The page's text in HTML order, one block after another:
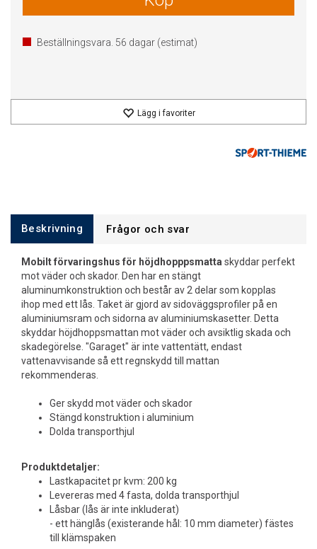
Beställningsvara. 56 dagar (estimat)
Lägg i favoriter
Beskrivning Frågor och svar
Mobilt förvaringshus för höjdhopppsmatta skyddar perfekt
mot väder och skador. Den har en stängt
aluminumkonstruktion och består av 2 delar som kopplas
ihop med ett lås. Taket är gjord av sidoväggsprofiler på en
aluminiumsram och sidorna av aluminiumskasetter. Detta
skyddar höjdhoppsmattan mot väder och avsiktlig skada och
skadegörelse. "Garaget" är inte vattentätt, endast
vattenavvisande så ett regnskydd till mattan
rekommenderas.
Ger skydd mot väder och skador
Stängd konstruktion i aluminium
Dolda transporthjul
Produktdetaljer:
Lastkapacitet pr kvm: 200 kg
Levereras med 4 fasta, dolda transporthjul
Låsbar (lås är inte inkluderat)
- ett hänglås (existerande hål: 10 mm diameter) fästes
till klämspaken